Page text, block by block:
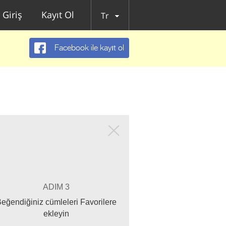
Giriş Kayıt Ol Tr
Facebook ile kayıt ol
ADIM 3
cümleleri Favorilere
ekleyin